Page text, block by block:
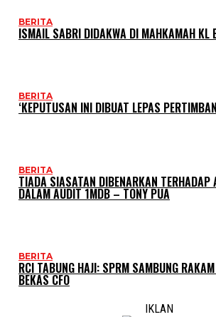
BERITA
ISMAIL SABRI DIDAKWA DI MAHKAMAH KL
BERITA
‘KEPUTUSAN INI DIBUAT LEPAS
BERITA
TIADA SIASATAN DIBENARKAN TERHADAP
DALAM AUDIT 1MDB – TONY PUA
BERITA
RCI TABUNG HAJI: SPRM SAMBUNG
BEKAS CFO
IKLAN